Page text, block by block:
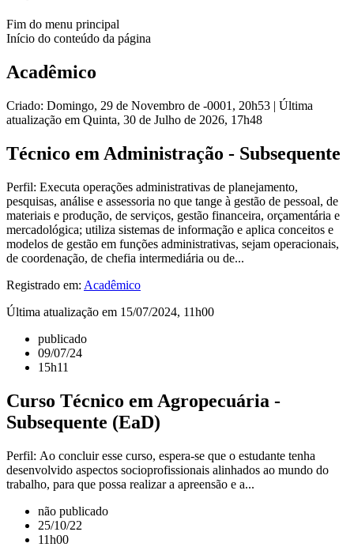
Fim do menu principal
Início do conteúdo da página
Acadêmico
Criado: Domingo, 29 de Novembro de -0001, 20h53 | Última
atualização em Quinta, 30 de Julho de 2026, 17h48
Técnico em Administração - Subsequente
Perfil: Executa operações administrativas de planejamento,
pesquisas, análise e assessoria no que tange à gestão de pessoal, de
materiais e produção, de serviços, gestão financeira, orçamentária e
mercadológica; utiliza sistemas de informação e aplica conceitos e
modelos de gestão em funções administrativas, sejam operacionais,
de coordenação, de chefia intermediária ou de...
Registrado em: Acadêmico
Última atualização em 15/07/2024, 11h00
publicado
09/07/24
15h11
Curso Técnico em Agropecuária -
Subsequente (EaD)
Perfil: Ao concluir esse curso, espera-se que o estudante tenha
desenvolvido aspectos socioprofissionais alinhados ao mundo do
trabalho, para que possa realizar a apreensão e a...
não publicado
25/10/22
11h00